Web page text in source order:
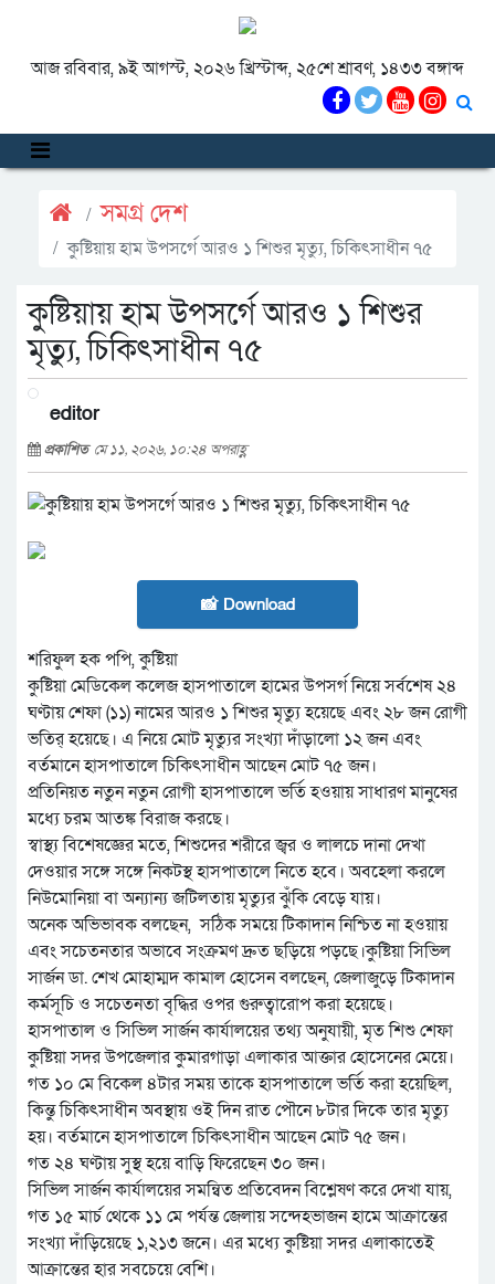
আজ রবিবার, ৯ই আগস্ট, ২০২৬ খ্রিস্টাব্দ, ২৫শে শ্রাবণ, ১৪৩৩ বঙ্গাব্দ
সমগ্র দেশ
কুষ্টিয়ায় হাম উপসর্গে আরও ১ শিশুর মৃত্যু, চিকিৎসাধীন ৭৫
কুষ্টিয়ায় হাম উপসর্গে আরও ১ শিশুর
মৃত্যু, চিকিৎসাধীন ৭৫
editor
প্রকাশিত মে ১১, ২০২৬, ১০:২৪ অপরাহ্ণ
📸 Download
শরিফুল হক পপি, কুষ্টিয়া
কুষ্টিয়া মেডিকেল কলেজ হাসপাতালে হামের উপসর্গ নিয়ে সর্বশেষ ২৪
ঘণ্টায় শেফা (১১) নামের আরও ১ শিশুর মৃত্যু হয়েছে এবং ২৮ জন রোগী
ভতির্ হয়েছে। এ নিয়ে মোট মৃত্যুর সংখ্যা দাঁড়ালো ১২ জন এবং
বর্তমানে হাসপাতালে চিকিৎসাধীন আছেন মোট ৭৫ জন।
প্রতিনিয়ত নতুন নতুন রোগী হাসপাতালে ভর্তি হওয়ায় সাধারণ মানুষের
মধ্যে চরম আতঙ্ক বিরাজ করছে।
স্বাস্থ্য বিশেষজ্ঞের মতে, শিশুদের শরীরে জ্বর ও লালচে দানা দেখা
দেওয়ার সঙ্গে সঙ্গে নিকটস্থ হাসপাতালে নিতে হবে। অবহেলা করলে
নিউমোনিয়া বা অন্যান্য জটিলতায় মৃত্যুর ঝুঁকি বেড়ে যায়।
অনেক অভিভাবক বলছেন, সঠিক সময়ে টিকাদান নিশ্চিত না হওয়ায়
এবং সচেতনতার অভাবে সংক্রমণ দ্রুত ছড়িয়ে পড়ছে।কুষ্টিয়া সিভিল
সার্জন ডা. শেখ মোহাম্মদ কামাল হোসেন বলছেন, জেলাজুড়ে টিকাদান
কর্মসূচি ও সচেতনতা বৃদ্ধির ওপর গুরুত্বারোপ করা হয়েছে।
হাসপাতাল ও সিভিল সার্জন কার্যালয়ের তথ্য অনুযায়ী, মৃত শিশু শেফা
কুষ্টিয়া সদর উপজেলার কুমারগাড়া এলাকার আক্তার হোসেনের মেয়ে।
গত ১০ মে বিকেল ৪টার সময় তাকে হাসপাতালে ভর্তি করা হয়েছিল,
কিন্তু চিকিৎসাধীন অবস্থায় ওই দিন রাত পৌনে ৮টার দিকে তার মৃত্যু
হয়। বর্তমানে হাসপাতালে চিকিৎসাধীন আছেন মোট ৭৫ জন।
গত ২৪ ঘণ্টায় সুস্থ হয়ে বাড়ি ফিরেছেন ৩০ জন।
সিভিল সার্জন কার্যালয়ের সমন্বিত প্রতিবেদন বিশ্লেষণ করে দেখা যায়,
গত ১৫ মার্চ থেকে ১১ মে পর্যন্ত জেলায় সন্দেহভাজন হামে আক্রান্তের
সংখ্যা দাঁড়িয়েছে ১,২১৩ জনে। এর মধ্যে কুষ্টিয়া সদর এলাকাতেই
আক্রান্তের হার সবচেয়ে বেশি।